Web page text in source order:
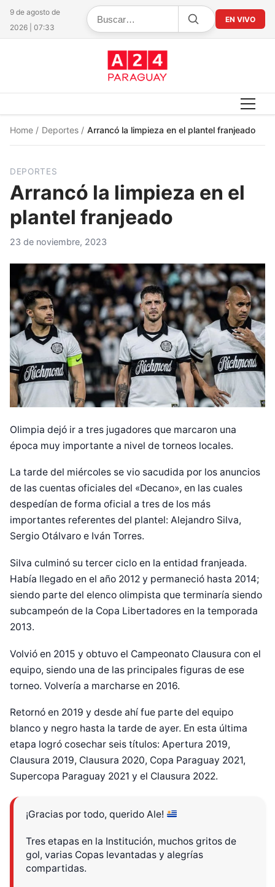
9 de agosto de
2026 | 07:33
EN VIVO
Home / Deportes / Arrancó la limpieza en el plantel franjeado
DEPORTES
Arrancó la limpieza en el
plantel franjeado
23 de noviembre, 2023
Olimpia dejó ir a tres jugadores que marcaron una
época muy importante a nivel de torneos locales.
La tarde del miércoles se vio sacudida por los anuncios
de las cuentas oficiales del «Decano», en las cuales
despedían de forma oficial a tres de los más
importantes referentes del plantel: Alejandro Silva,
Sergio Otálvaro e Iván Torres.
Silva culminó su tercer ciclo en la entidad franjeada.
Había llegado en el año 2012 y permaneció hasta 2014;
siendo parte del elenco olimpista que terminaría siendo
subcampeón de la Copa Libertadores en la temporada
2013.
Volvió en 2015 y obtuvo el Campeonato Clausura con el
equipo, siendo una de las principales figuras de ese
torneo. Volvería a marcharse en 2016.
Retornó en 2019 y desde ahí fue parte del equipo
blanco y negro hasta la tarde de ayer. En esta última
etapa logró cosechar seis títulos: Apertura 2019,
Clausura 2019, Clausura 2020, Copa Paraguay 2021,
Supercopa Paraguay 2021 y el Clausura 2022.
¡Gracias por todo, querido Ale!
Tres etapas en la Institución, muchos gritos de
gol, varias Copas levantadas y alegrías
compartidas.